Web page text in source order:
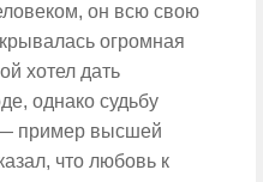
он всю свою
огромная
хотел дать
однако судьбу
— пример высшей
что любовь к